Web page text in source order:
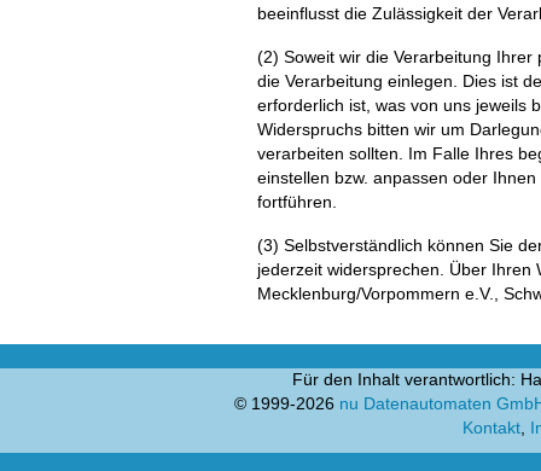
beeinflusst die Zulässigkeit der
(2) Soweit wir die Verarbeitung
die Verarbeitung einlegen. Dies ist
erforderlich ist, was von uns jeweils
Widerspruchs bitten wir um
verarbeiten sollten. Im Falle Ihres
einstellen bzw. anpassen oder
fortführen.
(3) Selbstverständlich können Sie
jederzeit widersprechen. Über
Mecklenburg/Vorpommern e.V.,
Für den Inhalt verantwortlich:
© 1999-2026 nu Datenautomaten
Kontakt,